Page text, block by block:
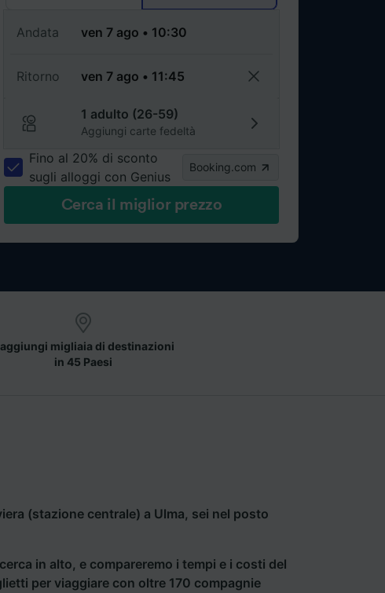
Andata
Ritorno
1 adulto (26-59)
Aggiungi carte fedeltà
Fino al 20% di sconto
sugli alloggi con Genius
Booking.com
Cerca il miglior prezzo
migliaia di destinazioni
in 45 Paesi
(stazione centrale) a Ulma, sei nel posto
in alto, e compareremo i tempi e i costi del
per viaggiare con oltre 170 compagnie